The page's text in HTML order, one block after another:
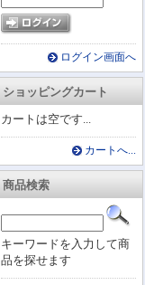
ログイン画面へ
ショッピングカート
カートは空です...
カートへ...
商品検索
キーワードを入力して商
品を探せます